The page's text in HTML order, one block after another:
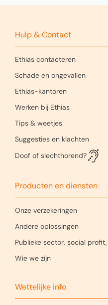
Hulp & Contact
Ethias contacteren
Schade en ongevallen
Ethias-kantoren
Werken bij Ethias
Tips & weetjes
Suggesties en klachten
Doof of slechthorend?
Producten en diensten
Onze verzekeringen
Andere oplossingen
Publieke sector, social
Wie we zijn
Wettelijke info